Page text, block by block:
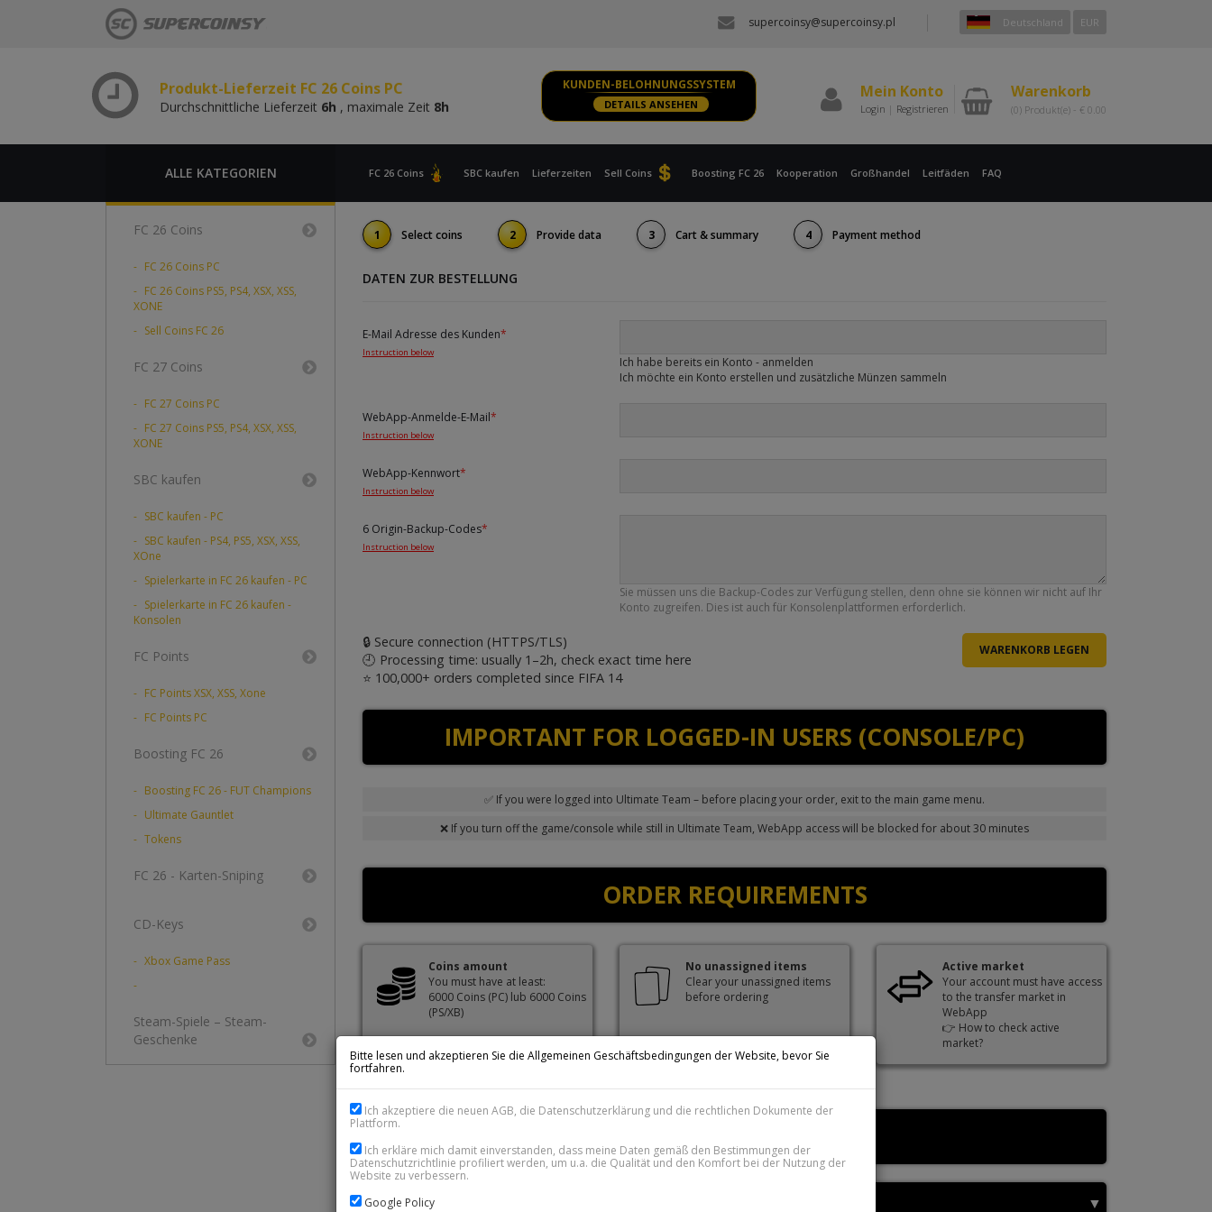
supercoinsy@supercoinsy.pl Deutschland EUR
Produkt-Lieferzeit FC 26 Coins PC
Durchschnittliche Lieferzeit 6h , maximale Zeit 8h
KUNDEN-BELOHNUNGSSYSTEM
DETAILS ANSEHEN
Mein Konto
Login | Registrieren
Warenkorb
(0) Produkt(e) - € 0.00
ALLE KATEGORIEN FC 26 Coins SBC kaufen Lieferzeiten Sell Coins Boosting FC 26 Kooperation Großhandel Leitfäden FAQ
FC 26 Coins
FC 26 Coins PC
FC 26 Coins PS5, PS4, XSX, XSS,
XONE
Sell Coins FC 26
FC 27 Coins
FC 27 Coins PC
FC 27 Coins PS5, PS4, XSX, XSS,
XONE
SBC kaufen
SBC kaufen - PC
SBC kaufen - PS4, PS5, XSX, XSS,
XOne
Spielerkarte in FC 26 kaufen - PC
Spielerkarte in FC 26 kaufen -
Konsolen
FC Points
FC Points XSX, XSS, Xone
FC Points PC
Boosting FC 26
Boosting FC 26 - FUT Champions
Ultimate Gauntlet
Tokens
FC 26 - Karten-Sniping
CD-Keys
Xbox Game Pass
Steam-Spiele – Steam-
Geschenke
1 Select coins 2 Provide data 3 Cart & summary 4 Payment method
DATEN ZUR BESTELLUNG
E-Mail Adresse des Kunden*
Instruction below
Ich habe bereits ein Konto - anmelden
Ich möchte ein Konto erstellen und zusätzliche Münzen sammeln
WebApp-Anmelde-E-Mail*
Instruction below
WebApp-Kennwort*
Instruction below
6 Origin-Backup-Codes*
Instruction below
Sie müssen uns die Backup-Codes zur Verfügung stellen, denn ohne sie können wir nicht auf Ihr
Konto zugreifen. Dies ist auch für Konsolenplattformen erforderlich.
🔒 Secure connection (HTTPS/TLS)
🕘 Processing time: usually 1–2h, check exact time here
⭐ 100,000+ orders completed since FIFA 14
IMPORTANT FOR LOGGED-IN USERS (CONSOLE/PC)
✅ If you were logged into Ultimate Team – before placing your order, exit to the main game menu.
❌ If you turn off the game/console while still in Ultimate Team, WebApp access will be blocked for about 30 minutes
ORDER REQUIREMENTS
Coins amount
You must have at least:
6000 Coins (PC) lub 6000 Coins
(PS/XB)
No unassigned items
Clear your unassigned items
before ordering
Active market
Your account must have access
to the transfer market in
WebApp
👉 How to check active
market?
WIE KANN ICH BACKUP-CODES ÜBERPRÜFEN?
Bitte lesen und akzeptieren Sie die Allgemeinen Geschäftsbedingungen der Website, bevor Sie
fortfahren.
Ich akzeptiere die neuen AGB, die Datenschutzerklärung und die rechtlichen Dokumente der
Plattform.
Ich erkläre mich damit einverstanden, dass meine Daten gemäß den Bestimmungen der
Datenschutzrichtlinie profiliert werden, um u.a. die Qualität und den Komfort bei der Nutzung der
Website zu verbessern.
Google Policy